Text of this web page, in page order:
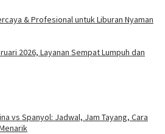
& Profesional untuk Liburan Nyaman
2026, Layanan Sempat Lumpuh dan
vs Spanyol: Jadwal, Jam Tayang, Cara